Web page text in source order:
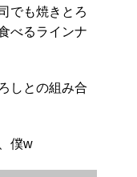
でも焼きとろ
べるラインナ
しとの組み合
僕w